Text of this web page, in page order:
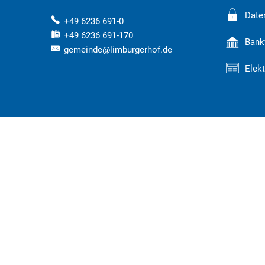
+49 6236 691-0
+49 6236 691-170
gemeinde@limburgerhof.de